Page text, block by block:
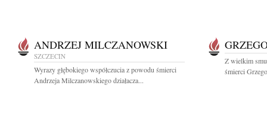
ANDRZEJ MILCZANOWSKI
SZCZECIN
Wyrazy głębokiego współczucia z powodu śmierci
Andrzeja Milczanowskiego działacza...
Z wielkim
śmierci